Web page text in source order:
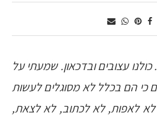
עצובים ובדכאון. שמעתי על
כי הם בכלל לא מסוגלים לעשות
לאפות, לא לכתוב, לא לצאת,